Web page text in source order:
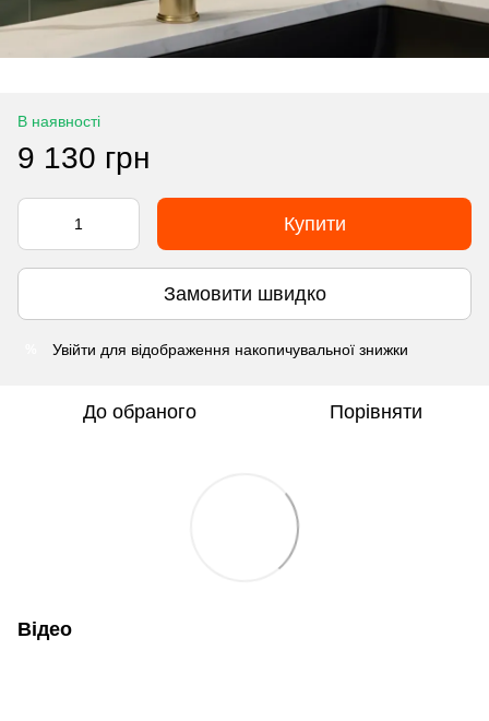
В наявності
9 130 грн
Купити
Замовити швидко
Увійти для відображення накопичувальної знижки
До обраного Порівняти
Відео